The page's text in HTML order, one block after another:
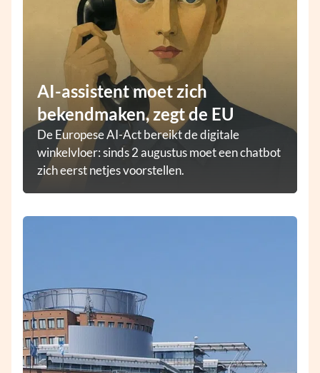
AI-assistent moet zich
bekendmaken, zegt de EU
De Europese AI-Act bereikt de digitale
winkelvloer: sinds 2 augustus moet een chatbot
zich eerst netjes voorstellen.